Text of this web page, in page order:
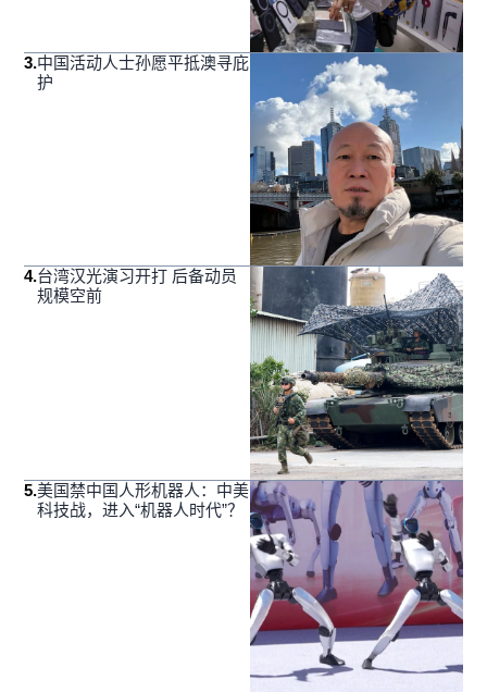
3.中国活动人士孙愿平抵澳寻庇
护
4.台湾汉光演习开打 后备动员
规模空前
5.美国禁中国人形机器人：中美
科技战，进入“机器人时代”？